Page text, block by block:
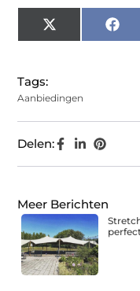
X
(Twitter)
Tags:
Aanbiedingen
Delen:
Meer Berichten